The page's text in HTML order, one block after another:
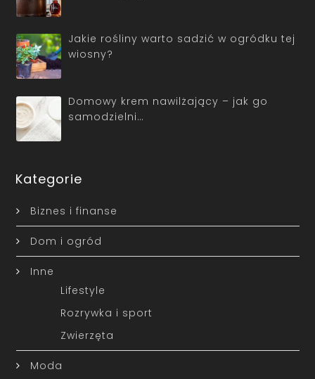
Jakie rośliny warto sadzić w ogródku tej
wiosny?
Domowy krem nawilżający – jak go
samodzielni…
Kategorie
Biznes i finanse
Dom i ogród
Inne
Lifestyle
Rozrywka i sport
Zwierzęta
Moda